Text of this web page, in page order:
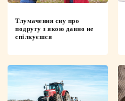
Тлумачення сну про
подругу з якою давно не
спілкуєшся